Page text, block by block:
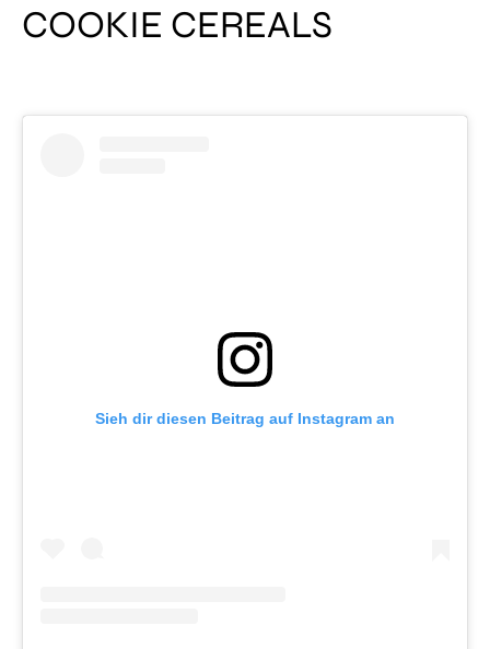
COOKIE CEREALS
Sieh dir diesen Beitrag auf Instagram an